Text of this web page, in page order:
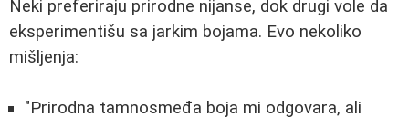
Neki preferiraju prirodne nijanse, dok drugi vole da
eksperimentišu sa jarkim bojama. Evo nekoliko
mišljenja:
"Prirodna tamnosmeđa boja mi odgovara, ali